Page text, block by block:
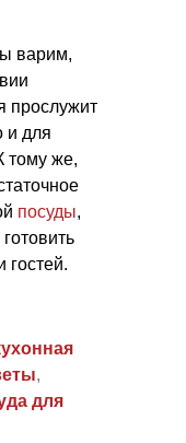
варим,
прослужит
и для
тому же,
посуды,
гостей.
,
для